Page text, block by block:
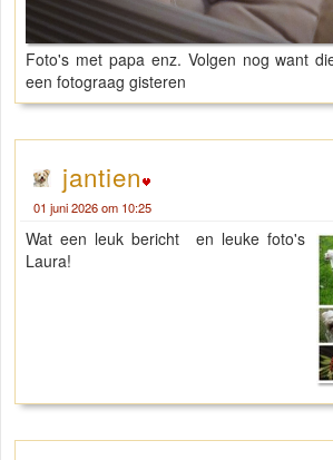
Foto's met papa enz. Volgen nog want
een fotograag gisteren
jantien
01 juni 2026 om 10:25
Wat een leuk bericht en leuke foto's
Laura!